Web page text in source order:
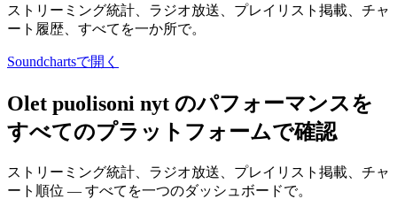
ストリーミング統計、ラジオ放送、プレイリスト掲載、チャ
ート履歴、すべてを一か所で。
Soundchartsで開く
Olet puolisoni nyt のパフォーマンスを
すべてのプラットフォームで確認
ストリーミング統計、ラジオ放送、プレイリスト掲載、チャ
ート順位 — すべてを一つのダッシュボードで。